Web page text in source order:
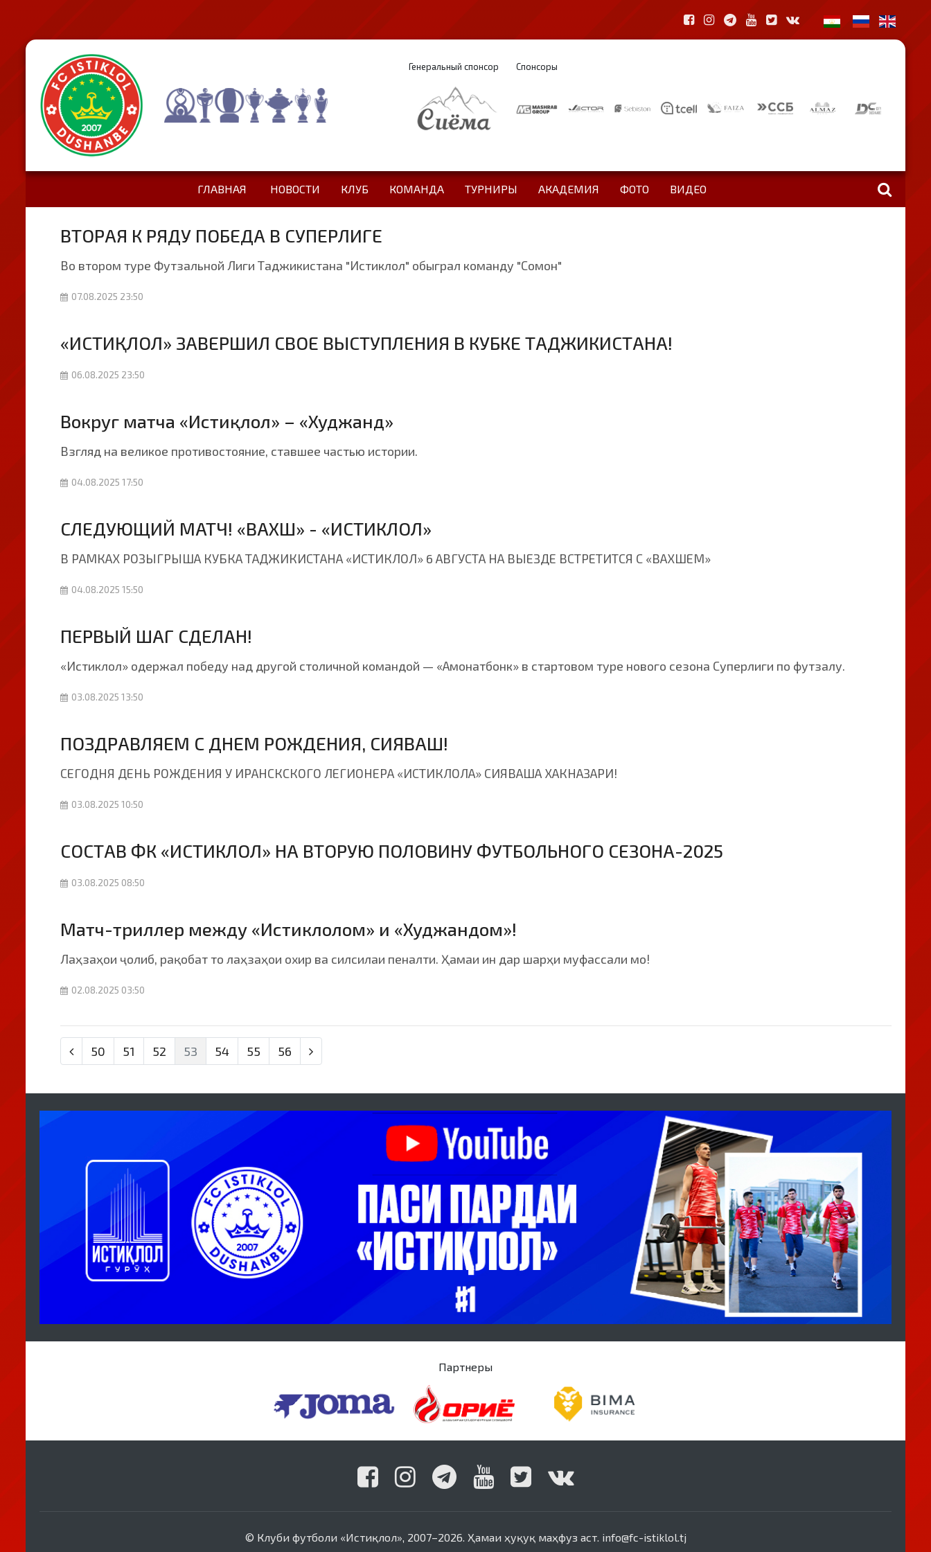
Генеральный спонсор Спонсоры
ГЛАВНАЯ НОВОСТИ КЛУБ КОМАНДА ТУРНИРЫ АКАДЕМИЯ ФОТО ВИДЕО
ВТОРАЯ К РЯДУ ПОБЕДА В СУПЕРЛИГЕ
Во втором туре Футзальной Лиги Таджикистана "Истиклол" обыграл команду "Сомон"
07.08.2025 23:50
«ИСТИҚЛОЛ» ЗАВЕРШИЛ СВОЕ ВЫСТУПЛЕНИЯ В КУБКЕ ТАДЖИКИСТАНА!
06.08.2025 23:50
Вокруг матча «Истиқлол» – «Худжанд»
Взгляд на великое противостояние, ставшее частью истории.
04.08.2025 17:50
СЛЕДУЮЩИЙ МАТЧ! «ВАХШ» - «ИСТИКЛОЛ»
В РАМКАХ РОЗЫГРЫША КУБКА ТАДЖИКИСТАНА «ИСТИКЛОЛ» 6 АВГУСТА НА ВЫЕЗДЕ ВСТРЕТИТСЯ С «ВАХШЕМ»
04.08.2025 15:50
ПЕРВЫЙ ШАГ СДЕЛАН!
«Истиклол» одержал победу над другой столичной командой — «Амонатбонк» в стартовом туре нового сезона Суперлиги по футзалу.
03.08.2025 13:50
ПОЗДРАВЛЯЕМ С ДНЕМ РОЖДЕНИЯ, СИЯВАШ!
СЕГОДНЯ ДЕНЬ РОЖДЕНИЯ У ИРАНСКСКОГО ЛЕГИОНЕРА «ИСТИКЛОЛА» СИЯВАША ХАКНАЗАРИ!
03.08.2025 10:50
СОСТАВ ФК «ИСТИКЛОЛ» НА ВТОРУЮ ПОЛОВИНУ ФУТБОЛЬНОГО СЕЗОНА-2025
03.08.2025 08:50
Матч-триллер между «Истиклолом» и «Худжандом»!
Лаҳзаҳои ҷолиб, рақобат то лаҳзаҳои охир ва силсилаи пеналти. Ҳамаи ин дар шарҳи муфассали мо!
02.08.2025 03:50
50 51 52 53 54 55 56
Партнеры
© Клуби футболи «Истиқлол», 2007–2026. Ҳамаи ҳуқуқ маҳфуз аст. info@fc-istiklol.tj